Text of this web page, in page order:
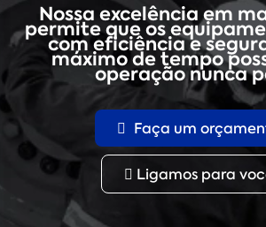
Nossa excelência em
permite que os
com eficiência e
máximo de tempo
operação nunca
Faça um
Ligamos para